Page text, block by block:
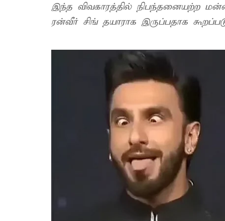
இந்த விவகாரத்தில் நிபந்தனையற்ற
ரன்வீர் சிங் தயாராக இருப்பதாக